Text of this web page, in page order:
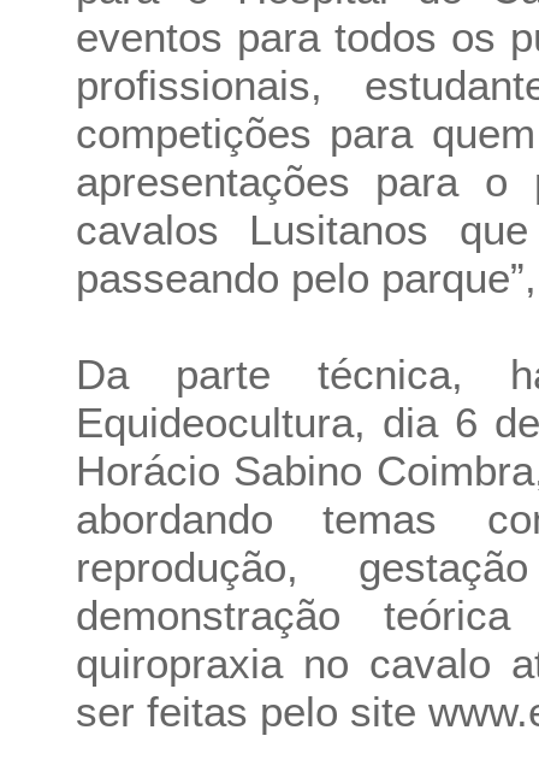
eventos para todos os
profissionais,
competições para
apresentações para
cavalos Lusitanos
passeando pelo
Da parte técnica,
Equideocultura, dia 6
Horácio Sabino
abordando temas
reprodução,
demonstração
quiropraxia no cavalo
ser feitas pelo site